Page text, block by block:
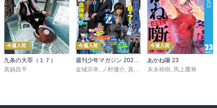
今週入荷
九条の大罪（１７）
真鍋昌平
今週入荷
週刊少年マガジン 2026年36・37号[2026年8月5日発売]
金城宗幸, ノ村優介, 真島ヒロ ,宮島礼吏,新川直司
今週入荷
あかね噺 23
末永裕樹, 馬上鷹将